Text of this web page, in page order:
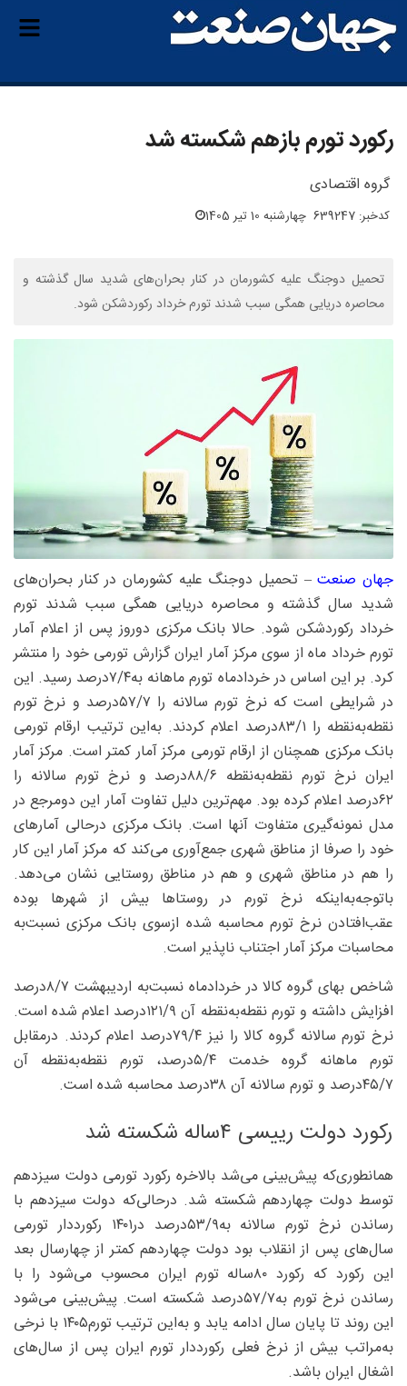
رکورد تورم بازهم شکسته شد
گروه اقتصادی
کدخبر: 639247 چهارشنبه 10 تیر 1405
تحمیل دوجنگ علیه کشورمان در کنار بحران‌های شدید سال گذشته و
محاصره دریایی همگی سبب شدند تورم خرداد رکوردشکن شود.
جهان‌ صنعت– تحمیل دوجنگ علیه کشورمان در کنار بحران‌های
شدید سال گذشته و محاصره دریایی همگی سبب شدند تورم
خرداد رکوردشکن شود. حالا بانک مرکزی دوروز پس از اعلام آمار
تورم خرداد ماه از سوی مرکز آمار ایران گزارش تورمی خود را منتشر
کرد. بر این اساس در خردادماه تورم ماهانه به‌۴/‏۷‌درصد رسید. این
در شرایطی است که نرخ تورم سالانه را ۷/‏۵۷‌درصد و نرخ تورم
نقطه‌به‌نقطه را ۱/‏۸۳‌درصد اعلام کردند. به‌این ترتیب ارقام تورمی
بانک مرکزی همچنان از ارقام تورمی مرکز آمار کمتر است. مرکز آمار
ایران نرخ تورم نقطه‌به‌نقطه ۶/‏۸۸‌درصد و نرخ تورم سالانه را
۶۲‌درصد اعلام کرده بود. مهم‌ترین دلیل تفاوت آمار این دومرجع در
مدل نمونه‌گیری متفاوت آنها است. بانک مرکزی درحالی آمارهای
خود را صرفا از مناطق شهری جمع‌آوری می‌کند که مرکز آمار این کار
را هم در مناطق شهری و هم در مناطق روستایی نشان می‌دهد.
باتوجه‌به‌اینکه نرخ تورم در روستاها بیش از شهرها بوده
عقب‌افتادن نرخ تورم محاسبه شده ازسوی بانک مرکزی نسبت‌به
‌محاسبات مرکز آمار اجتناب ناپذیر است.
شاخص بهای گروه کالا در خردادماه نسبت‌به ‌اردیبهشت ۷/‏۸‌درصد
افزایش داشته و تورم نقطه‌به‌نقطه آن ۹/‏۱۲۱‌درصد اعلام شده است.
نرخ تورم سالانه گروه کالا را نیز ۴/‏۷۹‌درصد اعلام کردند. درمقابل
تورم ماهانه گروه خدمت ۴/‏۵درصد، تورم نقطه‌به‌نقطه آن
۷/‏۴۵‌درصد و تورم سالانه آن ۳۸‌درصد محاسبه شده است.
رکورد دولت رییسی ۴ساله شکسته شد
همانطوری‌که پیش‌بینی می‌شد بالاخره رکورد تورمی دولت سیزدهم
توسط دولت چهاردهم شکسته شد. درحالی‌که دولت سیزدهم با
رساندن نرخ تورم سالانه به‌۹/‏۵۳‌درصد در۱۴۰۱ رکورددار تورمی
سال‌های پس از انقلاب بود دولت چهاردهم کمتر از چهارسال بعد
این رکورد که رکورد ۸۰ساله تورم ایران محسوب می‌شود را با
رساندن نرخ تورم به‌۷/‏۵۷‌درصد شکسته است. پیش‌بینی می‌شود
این روند تا پایان سال ادامه یابد و به‌این ترتیب تورم۱۴۰۵ با نرخی
به‌مراتب بیش از نرخ فعلی رکورددار تورم ایران پس از سال‌های
اشغال ایران باشد.